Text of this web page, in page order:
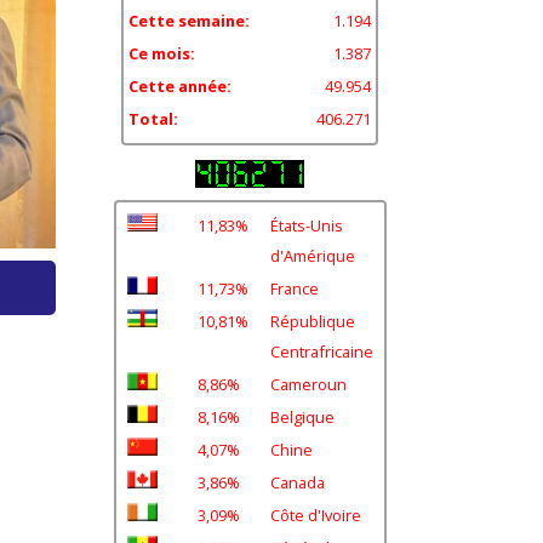
Cette semaine:
1.194
Ce mois:
1.387
Cette année:
49.954
Total:
406.271
11,83%
États-Unis
d'Amérique
11,73%
France
10,81%
République
Centrafricaine
8,86%
Cameroun
8,16%
Belgique
4,07%
Chine
3,86%
Canada
3,09%
Côte d'Ivoire